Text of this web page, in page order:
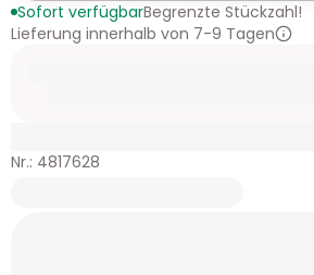
Sofort verfügbarBegrenzte Stückzahl!
Lieferung innerhalb von 7-9 Tagen
Nr.: 4817628